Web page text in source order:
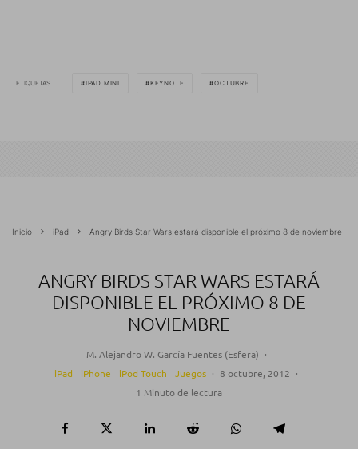
ETIQUETAS IPAD MINI KEYNOTE OCTUBRE
Inicio iPad Angry Birds Star Wars estará disponible el próximo 8 de noviembre
ANGRY BIRDS STAR WARS ESTARÁ
DISPONIBLE EL PRÓXIMO 8 DE
NOVIEMBRE
M. Alejandro W. García Fuentes (Esfera) ·
iPad
iPhone iPod Touch Juegos · 8 octubre, 2012 ·
1 Minuto de lectura